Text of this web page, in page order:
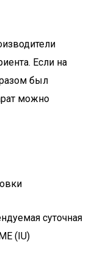
Если на
был
можно
суточная
(IU)